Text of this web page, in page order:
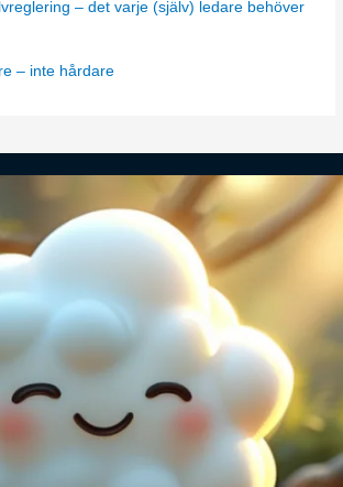
– det varje (själv) ledare behöver
– inte hårdare